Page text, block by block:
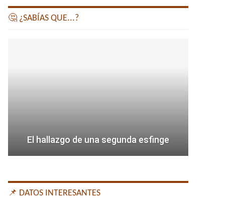
🤔 ¿SABÍAS QUE...?
El hallazgo de una segunda esfinge
📌 DATOS INTERESANTES